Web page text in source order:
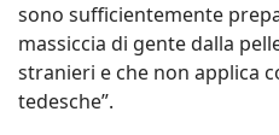
sono sufficientemente
massiccia di gente dalla
stranieri e che non applica
tedesche”.